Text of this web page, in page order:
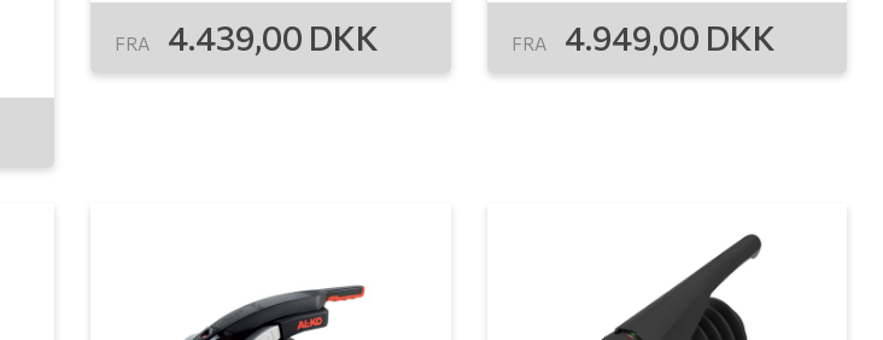
FRA 4.439,00 DKK FRA 4.949,00 DKK